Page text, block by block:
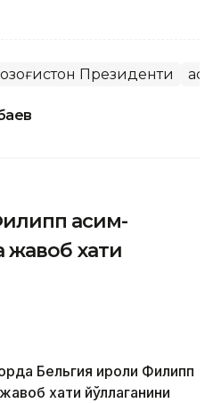
Қозоғистон Президенти
Қасим-
жавоб хати
Бельгия Қироли Филипп
хати йўллаганини